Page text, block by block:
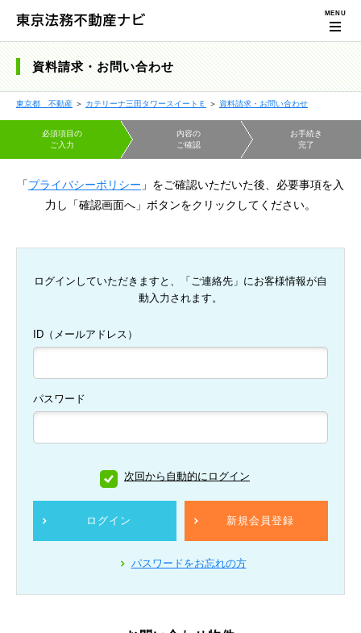
資料請求・お問い合わせ
東京都 不動産 ＞ カテリーナ三田タワースイートＥ ＞ 資料請求・お問い合わせ
必須項目の
ご入力
内容の
ご確認
お手続き
完了
「プライバシーポリシー 」をご確認いただいた後、必要事項を入
力し「確認画面へ」ボタンをクリックしてください。
ログインしていただきますと、「ご連絡先」にお客様情報が自
動入力されます。
ID（メールアドレス）
パスワード
次回から自動的にログイン
ログイン 新規会員登録
パスワードをお忘れの方